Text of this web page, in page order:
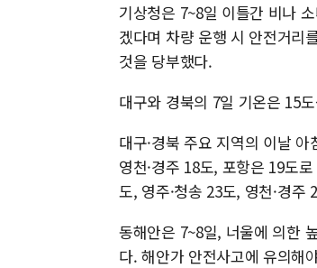
기상청은 7~8일 이틀간 비나
겠다며 차량 운행 시 안전거리
것을 당부했다.
대구와 경북의 7일 기온은 15
대구·경북 주요 지역의 이날
영천·경주 18도, 포항은 19도
도, 영주·청송 23도, 영천·경주
동해안은 7~8일, 너울에 의한
다. 해안가 안전사고에 유의해